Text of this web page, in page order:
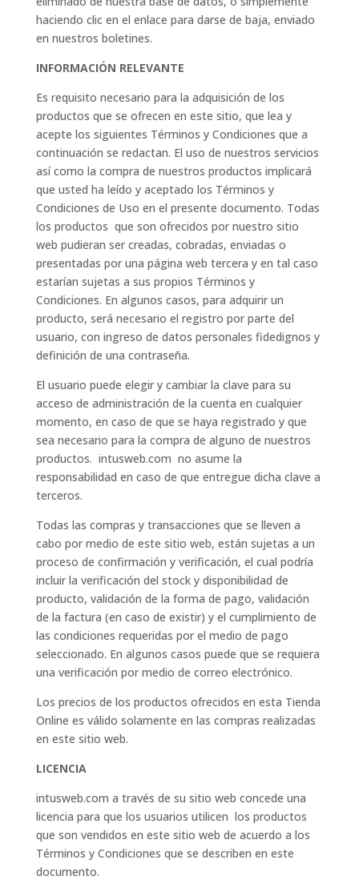
haciendo clic en el enlace para darse de baja, enviado
en nuestros boletines.
INFORMACIÓN RELEVANTE
Es requisito necesario para la adquisición de los
productos que se ofrecen en este sitio, que lea y
acepte los siguientes Términos y Condiciones que a
continuación se redactan. El uso de nuestros servicios
así como la compra de nuestros productos implicará
que usted ha leído y aceptado los Términos y
Condiciones de Uso en el presente documento. Todas
los productos que son ofrecidos por nuestro sitio
web pudieran ser creadas, cobradas, enviadas o
presentadas por una página web tercera y en tal caso
estarían sujetas a sus propios Términos y
Condiciones. En algunos casos, para adquirir un
producto, será necesario el registro por parte del
usuario, con ingreso de datos personales fidedignos y
definición de una contraseña.
El usuario puede elegir y cambiar la clave para su
acceso de administración de la cuenta en cualquier
momento, en caso de que se haya registrado y que
sea necesario para la compra de alguno de nuestros
productos. intusweb.com no asume la
responsabilidad en caso de que entregue dicha clave a
terceros.
Todas las compras y transacciones que se lleven a
cabo por medio de este sitio web, están sujetas a un
proceso de confirmación y verificación, el cual podría
incluir la verificación del stock y disponibilidad de
producto, validación de la forma de pago, validación
de la factura (en caso de existir) y el cumplimiento de
las condiciones requeridas por el medio de pago
seleccionado. En algunos casos puede que se requiera
una verificación por medio de correo electrónico.
Los precios de los productos ofrecidos en esta Tienda
Online es válido solamente en las compras realizadas
en este sitio web.
LICENCIA
intusweb.com a través de su sitio web concede una
licencia para que los usuarios utilicen los productos
que son vendidos en este sitio web de acuerdo a los
Términos y Condiciones que se describen en este
documento.